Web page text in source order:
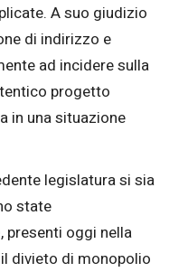
A suo giudizio
di indirizzo e
ad incidere sulla
progetto
in una situazione
legislatura si sia
state
, presenti oggi nella
divieto di monopolio